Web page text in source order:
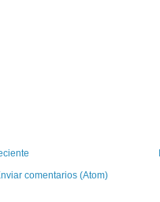
comentarios (Atom)